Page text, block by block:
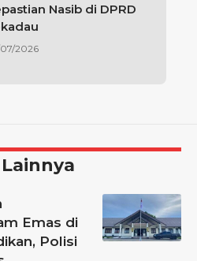
Nasib di DPRD
2026
Emas di
Polisi